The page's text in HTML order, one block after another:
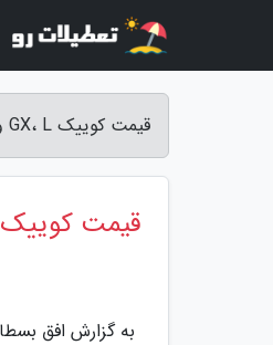
قیمت کوییک GX، L و قیمت GXR، L اعلام شد - افق بسطام
قیمت کوییک GX، L و قیمت GXR، L اعلام شد